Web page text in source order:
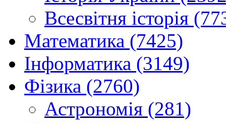
Всесвітня історія
Математика (7425)
Інформатика (3149)
Фізика (2760)
Астрономія (281)